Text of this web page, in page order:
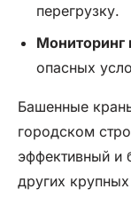
перегрузку.
Мониторинг
опасных
Башенные
городском
эффективный и
других